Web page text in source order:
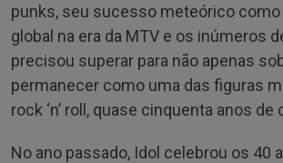
punks, seu sucesso meteórico
global na era da MTV e os inúmeros
precisou superar para não apenas
permanecer como uma das figuras
rock ‘n’ roll, quase cinquenta anos de
No ano passado, Idol celebrou os 40